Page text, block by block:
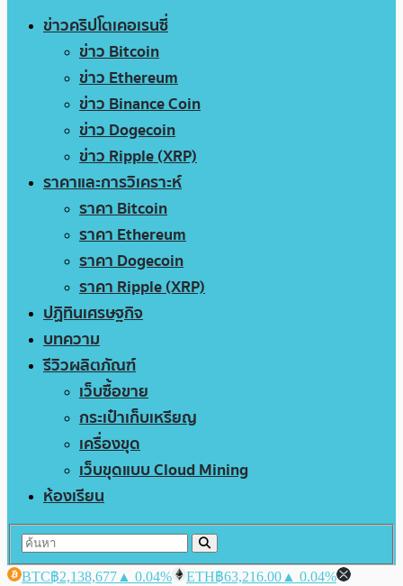
ข่าวคริปโตเคอเรนซี่
ข่าว Bitcoin
ข่าว Ethereum
ข่าว Binance Coin
ข่าว Dogecoin
ข่าว Ripple (XRP)
ราคาและการวิเคราะห์
ราคา Bitcoin
ราคา Ethereum
ราคา Dogecoin
ราคา Ripple (XRP)
ปฏิทินเศรษฐกิจ
บทความ
รีวิวผลิตภัณฑ์
เว็บซื้อขาย
กระเป๋าเก็บเหรียญ
เครื่องขุด
เว็บขุดแบบ Cloud Mining
ห้องเรียน
BTC฿2,138,677 ▲ 0.04% ETH฿63,216.00 ▲ 0.04%